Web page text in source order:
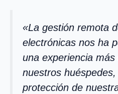
«La gestión remota
electrónicas nos ha
una experiencia
nuestros
protección de